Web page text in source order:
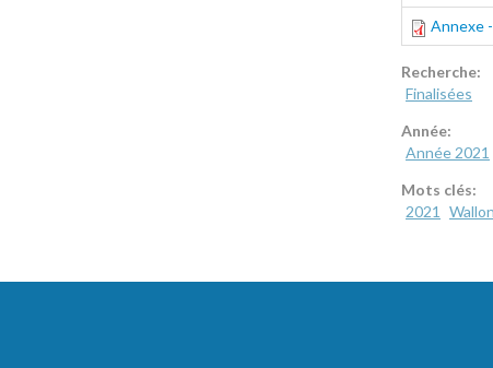
Annexe
Recherche:
Finalisées
Année:
Année 2021
Mots clés:
2021